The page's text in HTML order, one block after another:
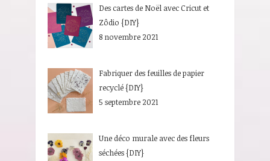
Des cartes de Noël avec Cricut et
Zôdio {DIY}
8 novembre 2021
Fabriquer des feuilles de papier
recyclé {DIY}
5 septembre 2021
Une déco murale avec des fleurs
séchées {DIY}